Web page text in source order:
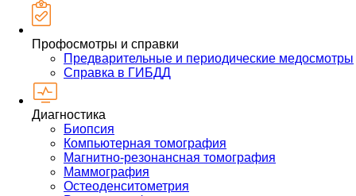
Профосмотры и справки
Предварительные и периодические медосмотры
Справка в ГИБДД
Диагностика
Биопсия
Компьютерная томография
Магнитно-резонансная томография
Маммография
Остеоденситометрия